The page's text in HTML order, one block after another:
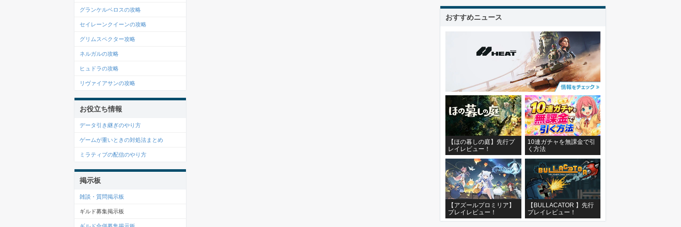
グランケルベロスの攻略
セイレーンクイーンの攻略
グリムスペクター攻略
ネルガルの攻略
ヒュドラの攻略
リヴァイアサンの攻略
お役立ち情報
データ引き継ぎのやり方
ゲームが重いときの対処法まとめ
ミラティブの配信のやり方
掲示板
雑談・質問掲示板
ギルド募集掲示板
おすすめニュース
【ほの暮しの庭】先行プ
レイレビュー！
10連ガチャを無課金で引
く方法
【アズールプロミリア】
プレイレビュー！
【BULLACATOR 】先行
プレイレビュー！